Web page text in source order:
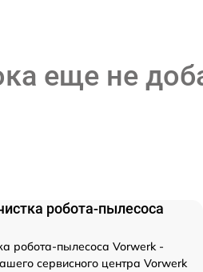
еще не
робота-пылесоса
робота-пылесоса Vorwerk -
сервисного центра Vorwerk